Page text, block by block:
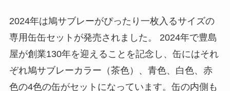
2024年は鳩サブレーがぴったり一枚入るサイズの
専用缶缶セットが発売されました。 2024年で豊島
屋が創業130年を迎えることを記念し、缶にはそれ
ぞれ鳩サブレーカラー（茶色）、青色、白色、赤
色の4色の缶がセットになっています。缶の内側も